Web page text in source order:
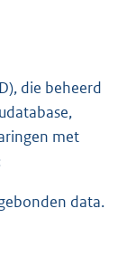
die beheerd
met
data.